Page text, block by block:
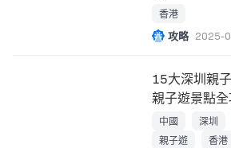
香港
攻略 2025-
15大深圳親
親子遊景點
中國 深圳
親子遊
香港